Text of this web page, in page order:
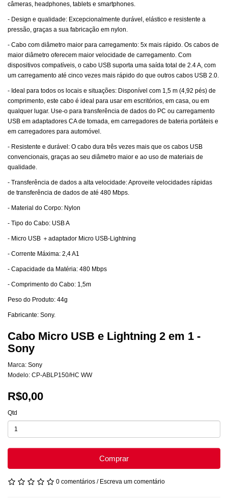
câmeras, headphones, tablets e smartphones.
- Design e qualidade: Excepcionalmente durável, elástico e resistente a
pressão, graças a sua fabricação em nylon.
- Cabo com diâmetro maior para carregamento: 5x mais rápido. Os cabos de
maior diâmetro oferecem maior velocidade de carregamento. Com
dispositivos compatíveis, o cabo USB suporta uma saída total de 2.4 A, com
um carregamento até cinco vezes mais rápido do que outros cabos USB 2.0.
- Ideal para todos os locais e situações: Disponível com 1,5 m (4,92 pés) de
comprimento, este cabo é ideal para usar em escritórios, em casa, ou em
qualquer lugar. Use-o para transferência de dados do PC ou carregamento
USB em adaptadores CA de tomada, em carregadores de bateria portáteis e
em carregadores para automóvel.
- Resistente e durável: O cabo dura três vezes mais que os cabos USB
convencionais, graças ao seu diâmetro maior e ao uso de materiais de
qualidade.
- Transferência de dados a alta velocidade: Aproveite velocidades rápidas
de transferência de dados de até 480 Mbps.
- Material do Corpo: Nylon
- Tipo do Cabo: USB A
- Micro USB ＋adaptador Micro USB-Lightning
- Corrente Máxima: 2,4 A1
- Capacidade da Matéria: 480 Mbps
- Comprimento do Cabo: 1,5m
Peso do Produto: 44g
Fabricante: Sony.
Cabo Micro USB e Lightning 2 em 1 -
Sony
Marca: Sony
Modelo: CP-ABLP150/HC WW
R$0,00
Qtd
Comprar
0 comentários / Escreva um comentário